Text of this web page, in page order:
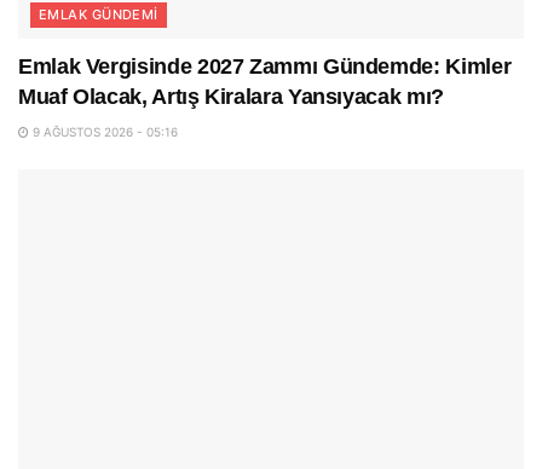
EMLAK GÜNDEMI
Emlak Vergisinde 2027 Zammı Gündemde: Kimler
Muaf Olacak, Artış Kiralara Yansıyacak mı?
9 AĞUSTOS 2026 - 05:16